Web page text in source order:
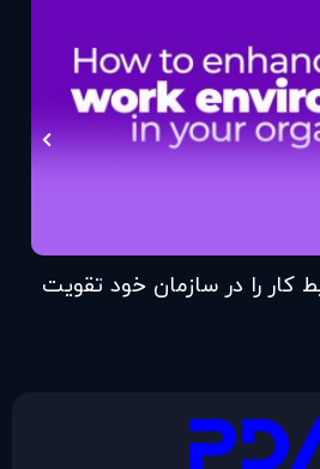
کار را در سازمان خود تقویت